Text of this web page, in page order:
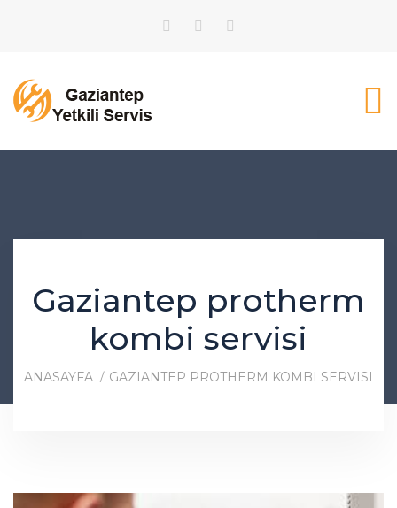
Gaziantep protherm
kombi servisi
ANASAYFA GAZIANTEP PROTHERM KOMBI SERVISI